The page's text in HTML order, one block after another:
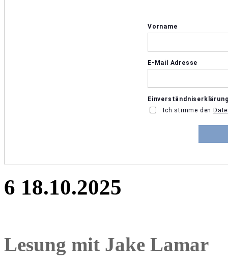
6 18.10.2025
Lesung mit Jake Lamar